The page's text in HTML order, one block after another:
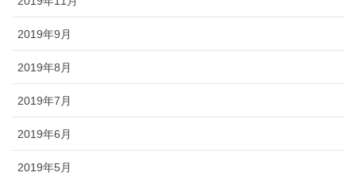
2019年9月
2019年8月
2019年7月
2019年6月
2019年5月